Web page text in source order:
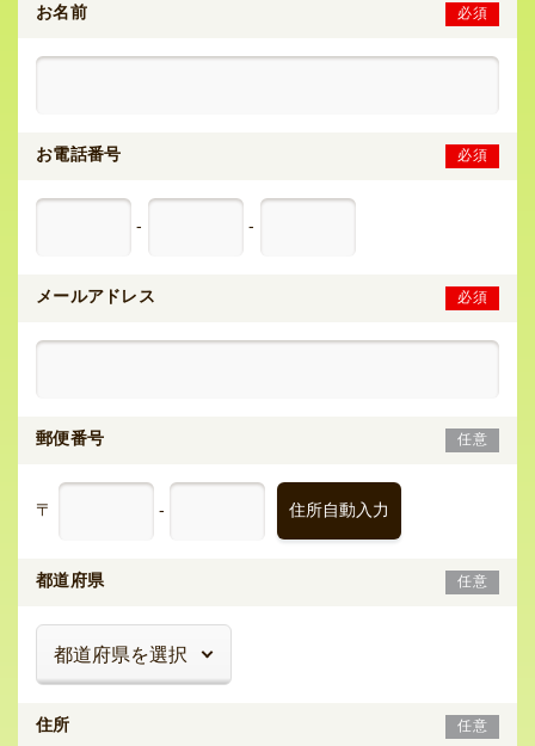
お名前 必須
お電話番号 必須
- -
メールアドレス 必須
郵便番号 任意
〒 - 住所自動入力
都道府県 任意
住所 任意